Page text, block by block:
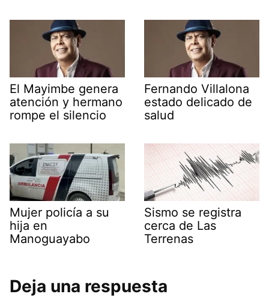
El Mayimbe genera
atención y hermano
rompe el silencio
Fernando Villalona
estado delicado de
salud
Mujer policía a su
hija en
Manoguayabo
Sismo se registra
cerca de Las
Terrenas
Deja una respuesta